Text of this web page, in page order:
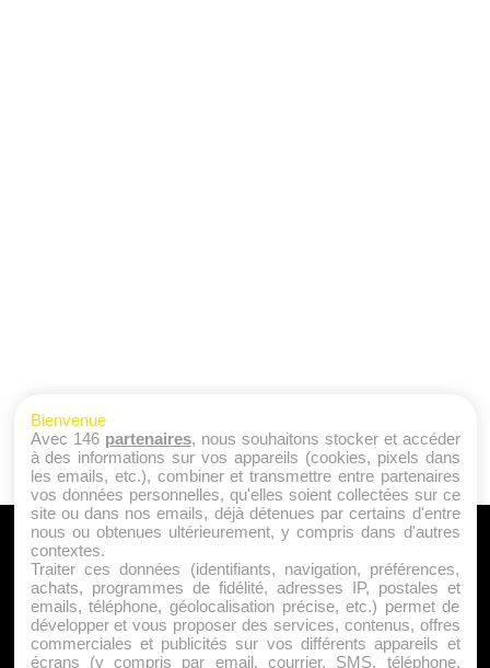
A PROPOS
Qui sommes nous ?
Mentions Légales
Publicité
Politique de Cookies
Bienvenue
Avec 146 partenaires, nous souhaitons stocker et accéder
à des informations sur vos appareils (cookies, pixels dans
les emails, etc.), combiner et transmettre entre partenaires
vos données personnelles, qu'elles soient collectées sur ce
site ou dans nos emails, déjà détenues par certains d'entre
nous ou obtenues ultérieurement, y compris dans d'autres
contextes.
Traiter ces données (identifiants, navigation, préférences,
achats, programmes de fidélité, adresses IP, postales et
emails, téléphone, géolocalisation précise, etc.) permet de
développer et vous proposer des services, contenus, offres
commerciales et publicités sur vos différents appareils et
écrans (y compris par email, courrier, SMS, téléphone,